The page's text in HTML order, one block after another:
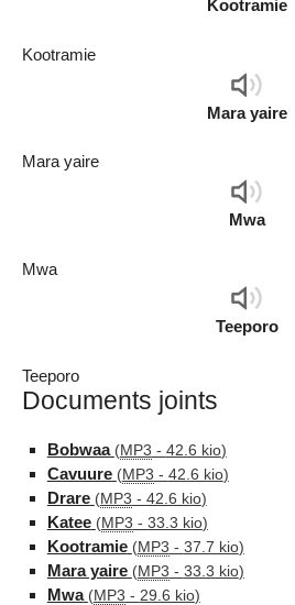
Kootramie
Kootramie
Audio
Player
Mara yaire
Mara yaire
Audio
Player
Mwa
Mwa
Audio
Player
Teeporo
Teeporo
Documents joints
Bobwaa (MP3 - 42.6 kio)
Cavuure (MP3 - 42.6 kio)
Drare (MP3 - 42.6 kio)
Katee (MP3 - 33.3 kio)
Kootramie (MP3 - 37.7 kio)
Mara yaire (MP3 - 33.3 kio)
Mwa (MP3 - 29.6 kio)